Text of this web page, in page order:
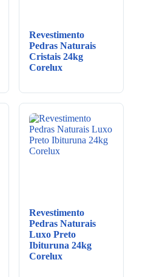
Revestimento
Pedras Naturais
Cristais 24kg
Corelux
Revestimento
Pedras Naturais
Luxo Preto
Ibituruna 24kg
Corelux